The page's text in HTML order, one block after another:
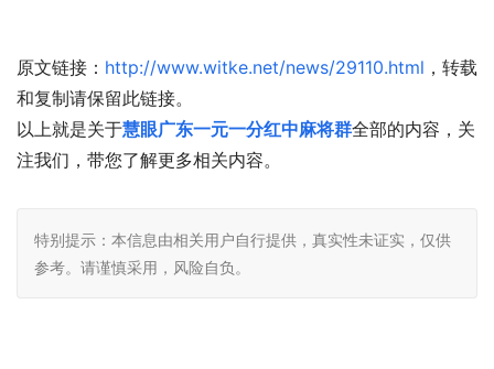
原文链接： http://www.witke.net/news/29110.html ，转载
和复制请保留此链接。
以上就是关于慧眼广东一元一分红中麻将群全部的内容，关
注我们，带您了解更多相关内容。
特别提示：本信息由相关用户自行提供，真实性未证实，仅供
参考。请谨慎采用，风险自负。